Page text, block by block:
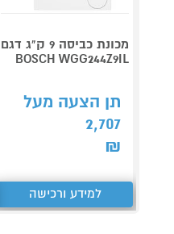
מכונת כביסה 9 ק"ג דגם
BOSCH WGG244Z9IL
תן הצעה מעל
2,707
₪
למידע ורכישה